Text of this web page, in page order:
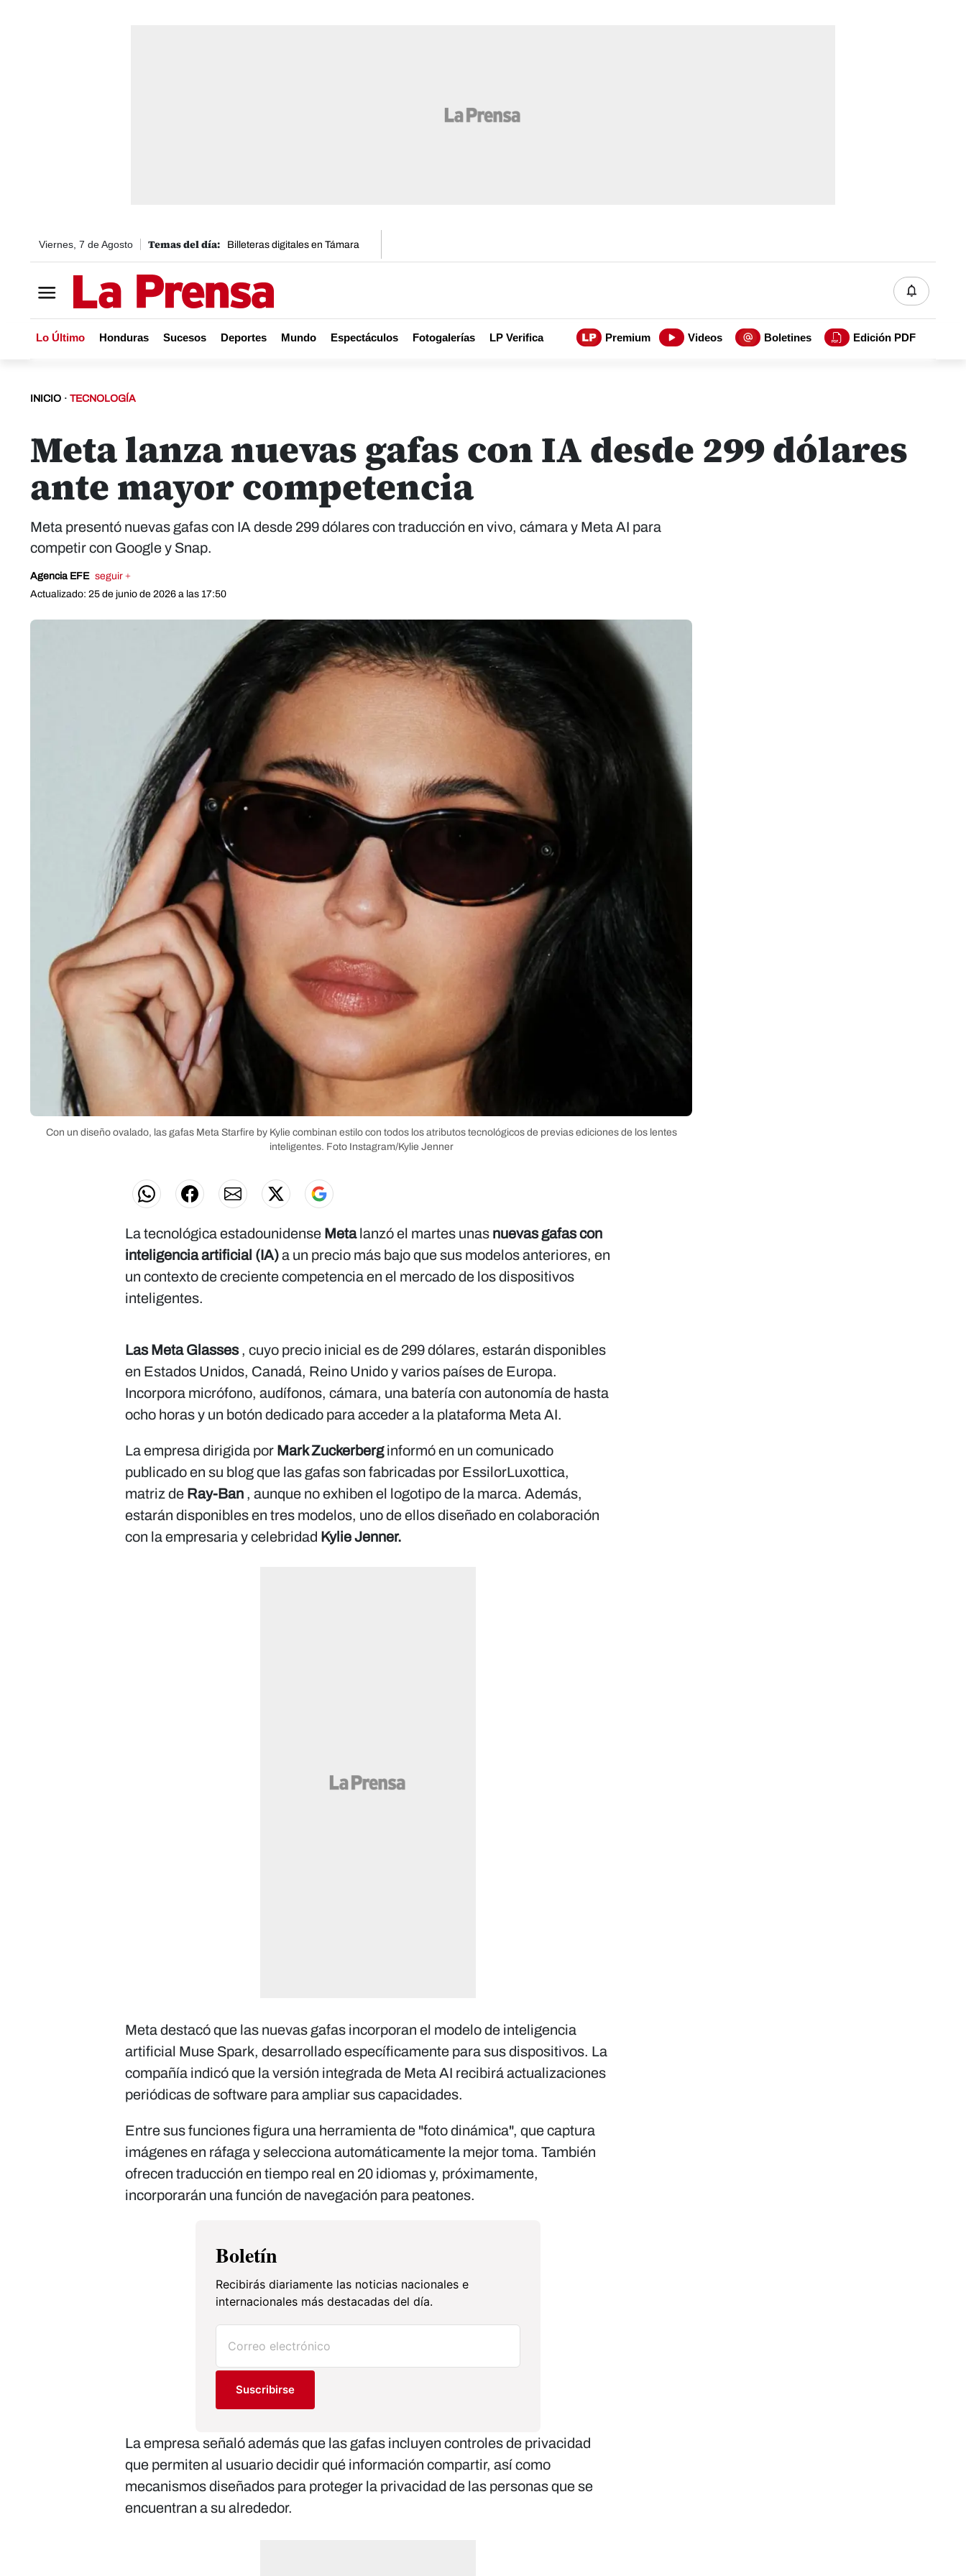
Viernes, 7 de Agosto Billeteras digitales en Támara
Lo Último Honduras Sucesos Deportes Mundo Espectáculos Fotogalerías LP Verifica Premium Videos Boletines Edición PDF
INICIO · TECNOLOGÍA
Meta lanza nuevas gafas con IA desde 299 dólares
ante mayor competencia
Meta presentó nuevas gafas con IA desde 299 dólares con traducción en vivo, cámara y Meta AI para
competir con Google y Snap.
Agencia EFE seguir +
Actualizado: 25 de junio de 2026 a las 17:50
Con un diseño ovalado, las gafas Meta Starfire by Kylie combinan estilo con todos los atributos tecnológicos de previas ediciones de los lentes
inteligentes. Foto Instagram/Kylie Jenner
La tecnológica estadounidense Metalanzó el martes unas nuevas gafas con
inteligencia artificial (IA)a un precio más bajo que sus modelos anteriores, en
un contexto de creciente competencia en el mercado de los dispositivos
inteligentes.
Las Meta Glasses, cuyo precio inicial es de 299 dólares, estarán disponibles
en Estados Unidos, Canadá, Reino Unido y varios países de Europa.
Incorpora micrófono, audífonos, cámara, una batería con autonomía de hasta
ocho horas y un botón dedicado para acceder a la plataforma Meta AI.
La empresa dirigida por Mark Zuckerberginformó en un comunicado
publicado en su blog que las gafas son fabricadas por EssilorLuxottica,
matriz de Ray-Ban , aunque no exhiben el logotipo de la marca. Además,
estarán disponibles en tres modelos, uno de ellos diseñado en colaboración
con la empresaria y celebridad Kylie Jenner.
Meta destacó que las nuevas gafas incorporan el modelo de inteligencia
artificial Muse Spark, desarrollado específicamente para sus dispositivos. La
compañía indicó que la versión integrada de Meta AI recibirá actualizaciones
periódicas de software para ampliar sus capacidades.
Entre sus funciones figura una herramienta de "foto dinámica", que captura
imágenes en ráfaga y selecciona automáticamente la mejor toma. También
ofrecen traducción en tiempo real en 20 idiomas y, próximamente,
incorporarán una función de navegación para peatones.
Boletín
Recibirás diariamente las noticias nacionales e
internacionales más destacadas del día.
Suscribirse
La empresa señaló además que las gafas incluyen controles de privacidad
que permiten al usuario decidir qué información compartir, así como
mecanismos diseñados para proteger la privacidad de las personas que se
encuentran a su alrededor.